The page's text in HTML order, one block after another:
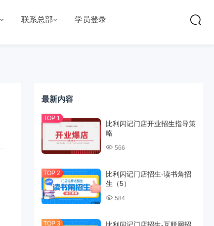
联系总部 学员登录
最新内容
比利闪记门店开业招生指导策
略
566
比利闪记门店招生-读书角招
生（5）
584